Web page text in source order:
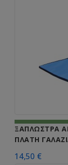
ΞΑΠΛΩΣΤΡΑ
ΠΛΑΤΗ
14,50 €